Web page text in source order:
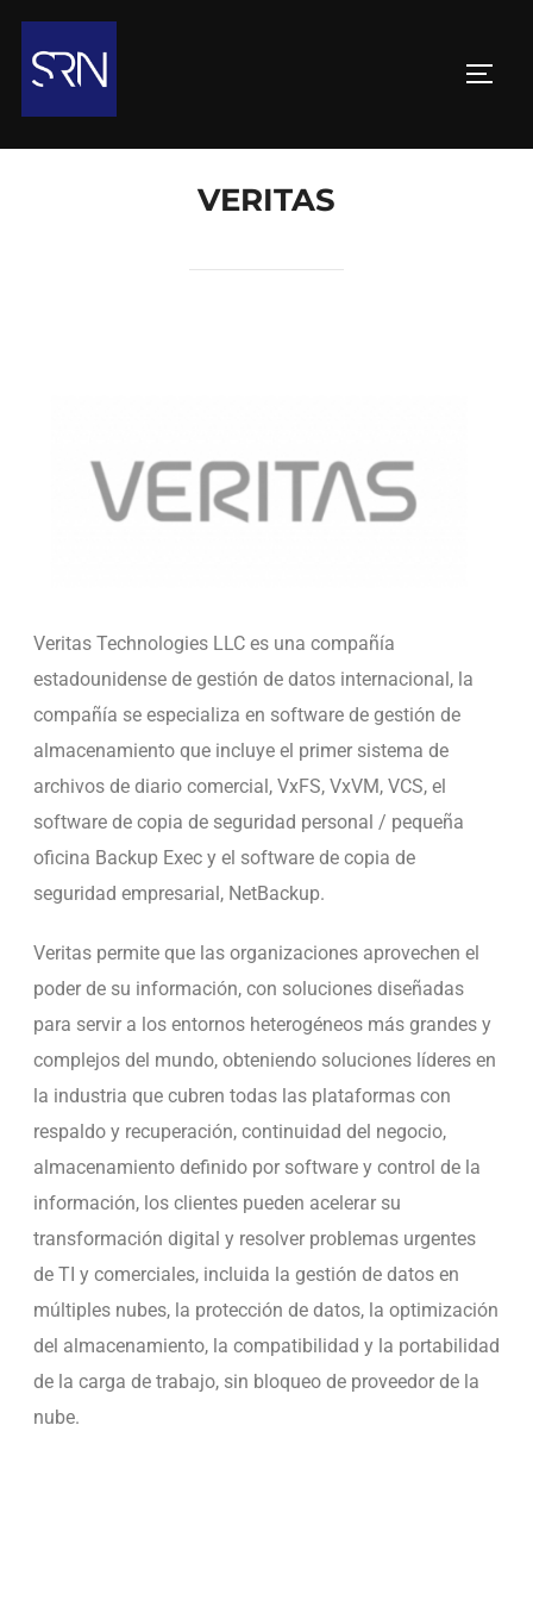
VERITAS
Veritas Technologies LLC es una compañía
estadounidense de gestión de datos internacional, la
compañía se especializa en software de gestión de
almacenamiento que incluye el primer sistema de
archivos de diario comercial, VxFS, VxVM, VCS, el
software de copia de seguridad personal / pequeña
oficina Backup Exec y el software de copia de
seguridad empresarial, NetBackup.
Veritas permite que las organizaciones aprovechen el
poder de su información, con soluciones diseñadas
para servir a los entornos heterogéneos más grandes y
complejos del mundo, obteniendo soluciones líderes en
la industria que cubren todas las plataformas con
respaldo y recuperación, continuidad del negocio,
almacenamiento definido por software y control de la
información, los clientes pueden acelerar su
transformación digital y resolver problemas urgentes
de TI y comerciales, incluida la gestión de datos en
múltiples nubes, la protección de datos, la optimización
del almacenamiento, la compatibilidad y la portabilidad
de la carga de trabajo, sin bloqueo de proveedor de la
nube.